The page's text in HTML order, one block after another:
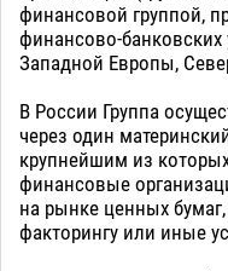
финансовой группой,
финансово-банковских
Западной Европы,
В России Группа
через один
крупнейшим из
финансовые
на рынке ценных
факторингу или иные